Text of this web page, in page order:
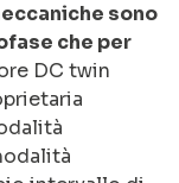
sono
che per
DC twin